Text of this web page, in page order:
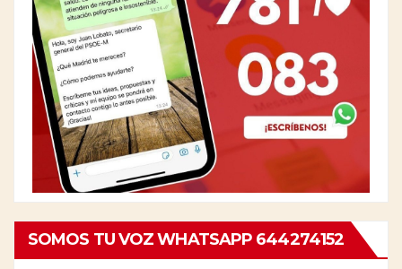
SOMOS TU VOZ WHATSAPP 644274152